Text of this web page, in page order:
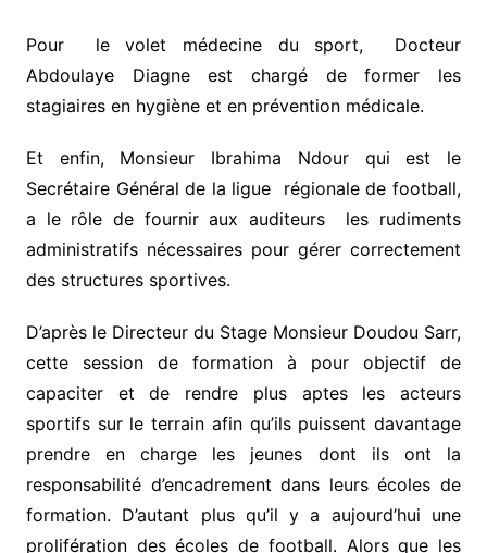
Pour le volet médecine du sport, Docteur
Abdoulaye Diagne est chargé de former les
stagiaires en hygiène et en prévention médicale.
Et enfin, Monsieur Ibrahima Ndour qui est le
Secrétaire Général de la ligue régionale de football,
a le rôle de fournir aux auditeurs les rudiments
administratifs nécessaires pour gérer correctement
des structures sportives.
D’après le Directeur du Stage Monsieur Doudou Sarr,
cette session de formation à pour objectif de
capaciter et de rendre plus aptes les acteurs
sportifs sur le terrain afin qu’ils puissent davantage
prendre en charge les jeunes dont ils ont la
responsabilité d’encadrement dans leurs écoles de
formation. D’autant plus qu’il y a aujourd’hui une
prolifération des écoles de football. Alors que les